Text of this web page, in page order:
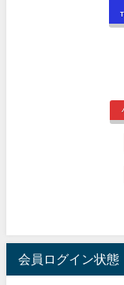
会員ログイン状態